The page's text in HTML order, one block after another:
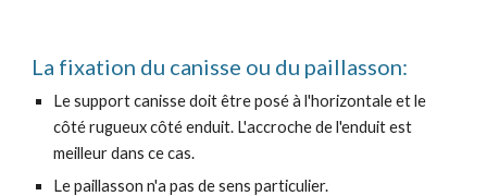
La fixation du canisse ou du paillasson:
Le support canisse doit être posé à l'horizontale et le
côté rugueux côté enduit. L'accroche de l'enduit est
meilleur dans ce cas.
Le paillasson n'a pas de sens particulier.